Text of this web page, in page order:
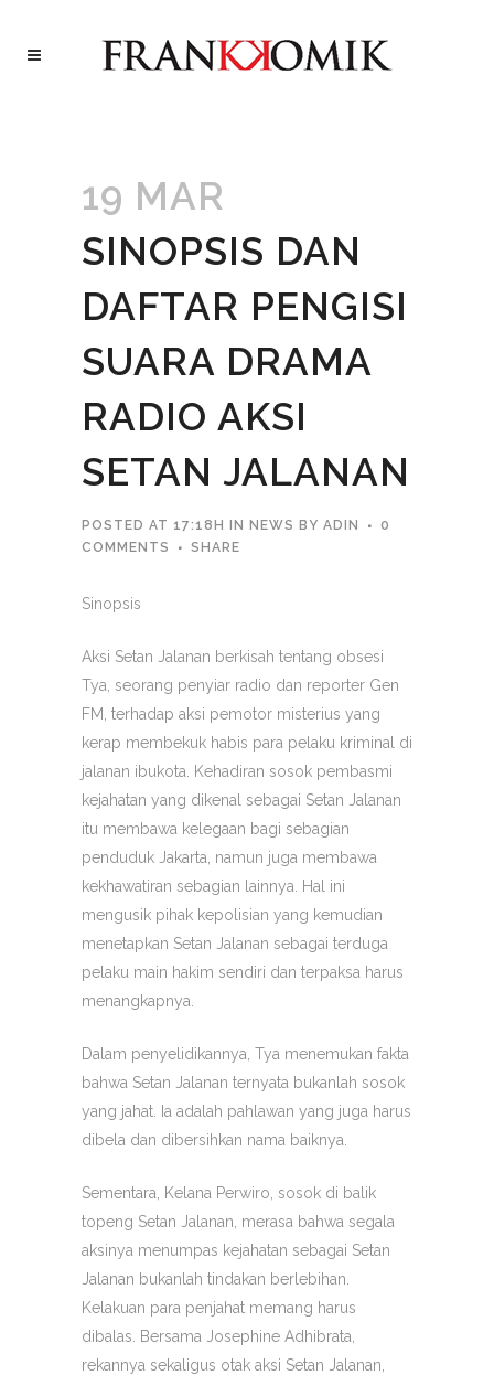
19 MAR
SINOPSIS DAN
DAFTAR PENGISI
SUARA DRAMA
RADIO AKSI
SETAN JALANAN
POSTED AT 17:18H IN NEWS BY ADIN
0
COMMENTS
SHARE
Sinopsis
Aksi Setan Jalanan berkisah tentang obsesi
Tya, seorang penyiar radio dan reporter Gen
FM, terhadap aksi pemotor misterius yang
kerap membekuk habis para pelaku kriminal di
jalanan ibukota. Kehadiran sosok pembasmi
kejahatan yang dikenal sebagai Setan Jalanan
itu membawa kelegaan bagi sebagian
penduduk Jakarta, namun juga membawa
kekhawatiran sebagian lainnya. Hal ini
mengusik pihak kepolisian yang kemudian
menetapkan Setan Jalanan sebagai terduga
pelaku main hakim sendiri dan terpaksa harus
menangkapnya.
Dalam penyelidikannya, Tya menemukan fakta
bahwa Setan Jalanan ternyata bukanlah sosok
yang jahat. Ia adalah pahlawan yang juga harus
dibela dan dibersihkan nama baiknya.
Sementara, Kelana Perwiro, sosok di balik
topeng Setan Jalanan, merasa bahwa segala
aksinya menumpas kejahatan sebagai Setan
Jalanan bukanlah tindakan berlebihan.
Kelakuan para penjahat memang harus
dibalas. Bersama Josephine Adhibrata,
rekannya sekaligus otak aksi Setan Jalanan,